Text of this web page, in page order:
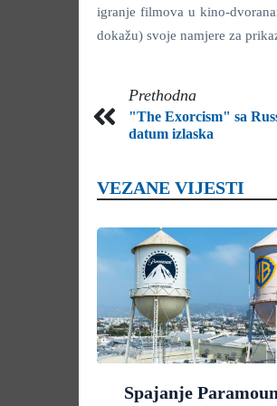
igranje filmova u kino-
dokažu) svoje namjere za
Prethodna
"The Exorcism" sa
datum izlaska
VEZANE VIJESTI
Spajanje